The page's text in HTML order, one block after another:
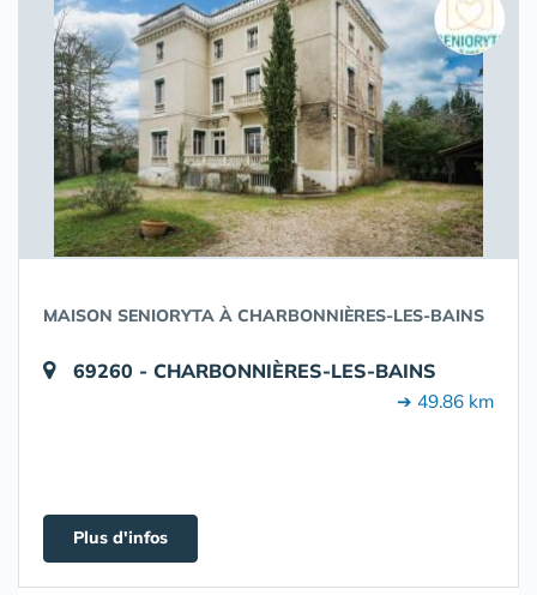
MAISON SENIORYTA À CHARBONNIÈRES-LES-BAINS
69260 - CHARBONNIÈRES-LES-BAINS
➔ 49.86 km
Plus d'infos